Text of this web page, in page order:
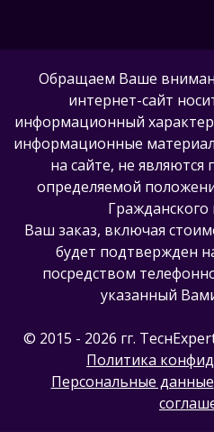
Обращаем Ваше
интернет-сайт
информационный характер
информационные
на сайте, не
определяемой
Гражданского
Ваш заказ, включая
будет подтвержден
посредством
указанный
© 2015 - 2026 гг.
Политика
Персональные данные